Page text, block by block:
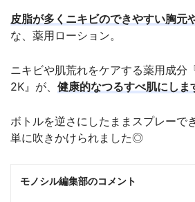
皮脂が多くニキビのできやすい胸元
な、薬用ローション。
ニキビや肌荒れをケアする薬用成分
2K』が、 健康的なつるすべ肌にしま
ボトルを逆さにしたままスプレーで
単に吹きかけられました◎
モノシル編集部のコメント